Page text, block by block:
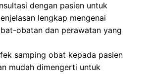
dengan pasien untuk
lengkap mengenai
obatan dan perawatan yang
samping obat kepada pasien
mudah dimengerti untuk